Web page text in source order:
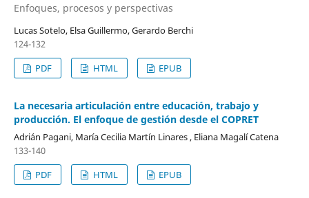
Enfoques, procesos y perspectivas
Lucas Sotelo, Elsa Guillermo, Gerardo Berchi
124-132
PDF
HTML EPUB
La necesaria articulación entre educación, trabajo y
producción. El enfoque de gestión desde el COPRET
Adrián Pagani, María Cecilia Martín Linares , Eliana Magalí Catena
133-140
PDF
HTML EPUB